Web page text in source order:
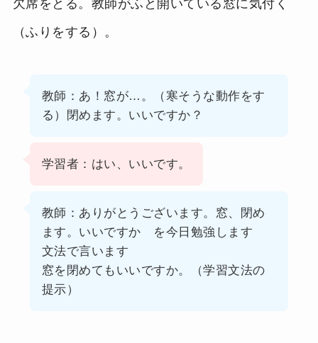
欠席をとる。教師がふと開いている窓に気付く
（ふりをする）。
教師：あ！窓が…。（寒そうな動作をす
る）閉めます。いいですか？
学習者：はい、いいです。
教師：ありがとうございます。窓、閉め
ます。いいですか を今日勉強します
文法で言います
窓を閉めてもいいですか。（学習文法の
提示）